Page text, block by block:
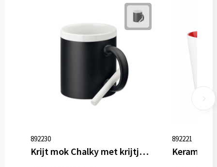
892230
Krijt mok Chalky met krijtje, 330 ml
892221
Keramiek